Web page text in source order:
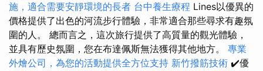
施，適合需要安靜環境的長者 台中養生療程 Lines以優異的
價格提供了出色的河流步行體驗，非常適合那些尋求有趣氛
圍的人。 總而言之，這次旅行提供了高質量的觀光體驗，
並具有歷史氛圍，您在布達佩斯無法獲得其他地方。 專業
外燴公司，為您的活動提供全方位支持 新竹撥筋技術 ✔️優